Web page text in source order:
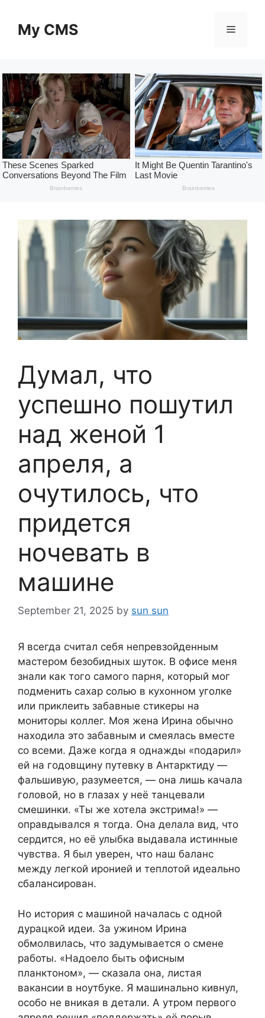
contentMy CMS Menu
Думал, что
успешно пошутил
над женой 1
апреля, а
очутилось, что
придется
ночевать в
машине
September 21, 2025 by sun sun
Я всегда считал себя непревзойденным
мастером безобидных шуток. В офисе меня
знали как того самого парня, который мог
подменить сахар солью в кухонном уголке
или приклеить забавные стикеры на
мониторы коллег. Моя жена Ирина обычно
находила это забавным и смеялась вместе
со всеми. Даже когда я однажды «подарил»
ей на годовщину путевку в Антарктиду —
фальшивую, разумеется, — она лишь качала
головой, но в глазах у неё танцевали
смешинки. «Ты же хотела экстрима!» —
оправдывался я тогда. Она делала вид, что
сердится, но её улыбка выдавала истинные
чувства. Я был уверен, что наш баланс
между легкой иронией и теплотой идеально
сбалансирован.
Но история с машиной началась с одной
дурацкой идеи. За ужином Ирина
обмолвилась, что задумывается о смене
работы. «Надоело быть офисным
планктоном», — сказала она, листая
вакансии в ноутбуке. Я машинально кивнул,
особо не вникая в детали. А утром первого